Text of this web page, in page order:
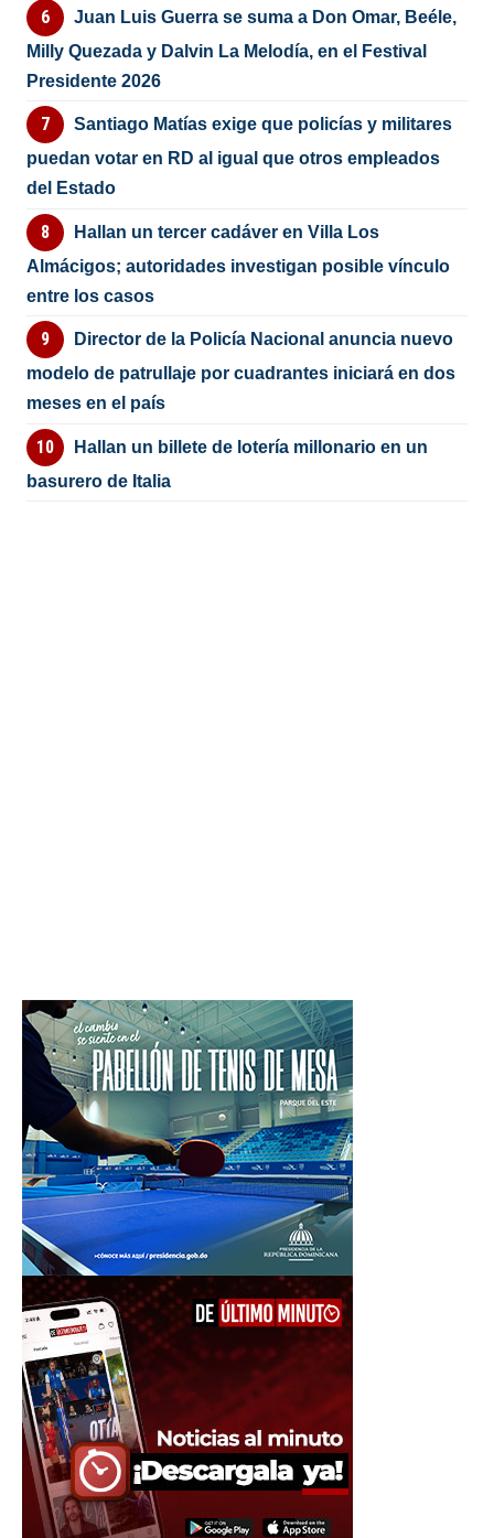
Juan Luis Guerra se suma a Don Omar, Beéle,
Milly Quezada y Dalvin La Melodía, en el Festival
Presidente 2026
Santiago Matías exige que policías y militares
puedan votar en RD al igual que otros empleados
del Estado
Hallan un tercer cadáver en Villa Los
Almácigos; autoridades investigan posible vínculo
entre los casos
Director de la Policía Nacional anuncia nuevo
modelo de patrullaje por cuadrantes iniciará en dos
meses en el país
Hallan un billete de lotería millonario en un
basurero de Italia